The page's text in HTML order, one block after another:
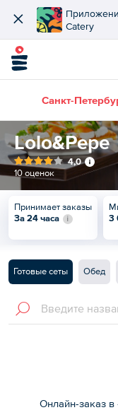
Catery
Санкт-
Lolo&Pepe
4,0
10 оценок
Принимает заказы
За 24 часа
3
Готовые сеты Обед
Онлайн-заказ